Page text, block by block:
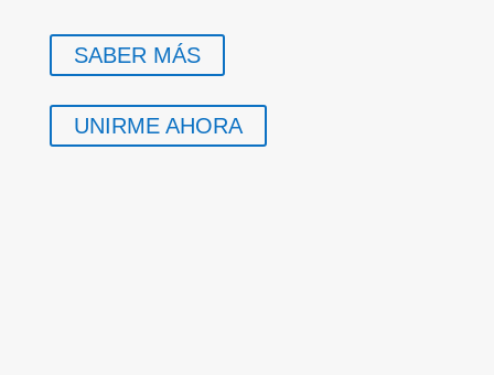
SABER MÁS
UNIRME AHORA